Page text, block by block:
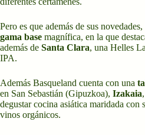
Pero es que además de sus
gama base magnífica, en la que
además de Santa Clara, una Helles
IPA.
Además Basqueland cuenta con una
en San Sebastián (Gipuzkoa), Izakaia
degustar cocina asiática maridada con
vinos orgánicos.